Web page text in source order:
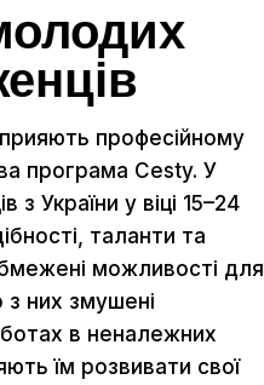
професійному
програма Cesty. У
України у віці 15–24
таланти та
можливості для
з них змушені
в неналежних
їм розвивати свої